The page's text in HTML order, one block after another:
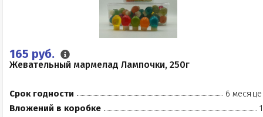
165 руб.
Жевательный мармелад Лампочки, 250г
Срок годности
6
Вложений в коробке